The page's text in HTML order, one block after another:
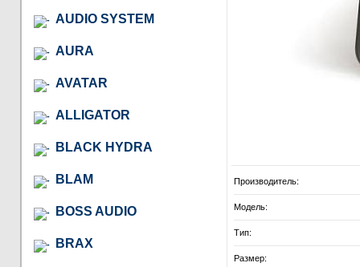
AUDIO SYSTEM
AURA
AVATAR
ALLIGATOR
BLACK HYDRA
BLAM
BOSS AUDIO
BRAX
Производитель:
Модель:
Тип:
Размер: